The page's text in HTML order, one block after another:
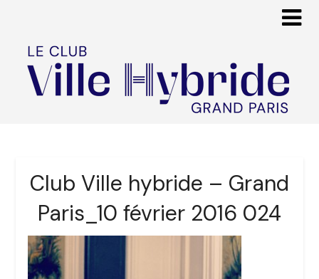
Club Ville hybride – Grand
Paris_10 février 2016 024